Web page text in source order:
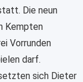
Die neun
Kempten
Vorrunden
darf.
sich Dieter